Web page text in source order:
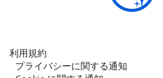
利用規約
プライバシーに関する通知